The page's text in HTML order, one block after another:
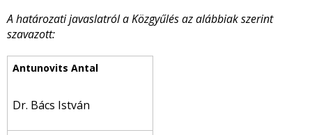
A határozati javaslatról a Közgyűlés az alábbiak szerint
szavazott:
Dr. Bács István